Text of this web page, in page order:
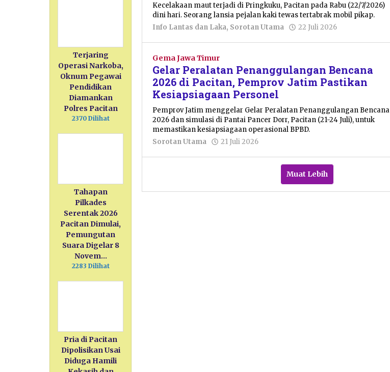
Terjaring
Operasi Narkoba,
Oknum Pegawai
Pendidikan
Diamankan
Polres Pacitan
2370 Dilihat
Tahapan
Pilkades
Serentak 2026
Pacitan Dimulai,
Pemungutan
Suara Digelar 8
Novem…
2283 Dilihat
Pria di Pacitan
Dipolisikan Usai
Diduga Hamili
Kecelakaan maut terjadi di Pringkuku, Pacitan pada Rabu (22/7/2026)
dini hari. Seorang lansia pejalan kaki tewas tertabrak mobil pikap.
Info Lantas dan Laka, Sorotan Utama 22 Juli 2026
Shalahuddin
Gema Jawa Timur
Gelar Peralatan Penanggulangan Bencana
2026 di Pacitan, Pemprov Jatim Pastikan
Kesiapsiagaan Personel
Pemprov Jatim menggelar Gelar Peralatan Penanggulangan Bencana
2026 dan simulasi di Pantai Pancer Dorr, Pacitan (21-24 Juli), untuk
memastikan kesiapsiagaan operasional BPBD.
Sorotan Utama
21 Juli 2026
Primanto
Muat Lebih